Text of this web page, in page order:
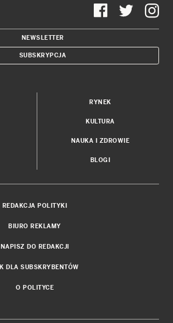
NEWSLETTER
SUBSKRYPCJA
RYNEK
KULTURA
NAUKA I ZDROWIE
BLOGI
REDAKCJA POLITYKI
BIURO REKLAMY
NAPISZ DO REDAKCJI
DLA SUBSKRYBENTÓW
O POLITYCE